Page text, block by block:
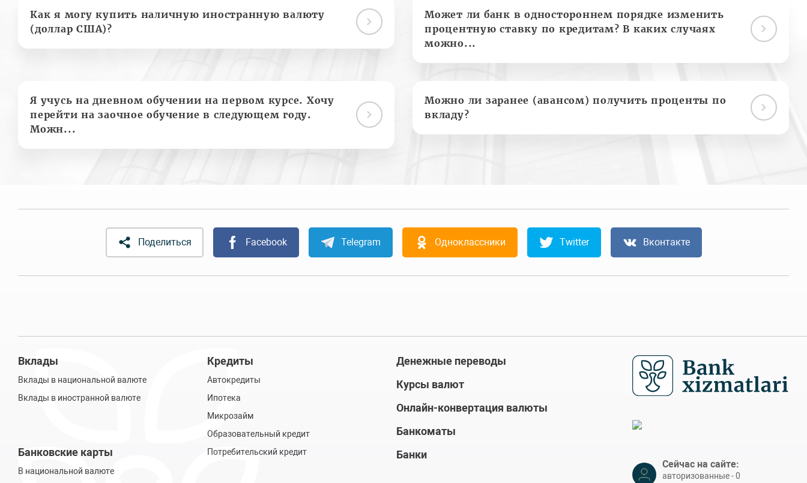
Как я могу купить наличную иностранную валюту
(доллар США)?
Может ли банк в одностороннем порядке изменить
процентную ставку по кредитам? В каких случаях
можно...
Я учусь на дневном обучении на первом курсе. Хочу
перейти на заочное обучение в следующем году.
Можн...
Можно ли заранее (авансом) получить проценты по
вкладу?
Поделиться Facebook Telegram Одноклассники Twitter Вконтакте
Вклады
Вклады в национальной валюте
Вклады в иностранной валюте
Банковские карты
В национальной валюте
Кредиты
Автокредиты
Ипотека
Микрозайм
Образовательный кредит
Потребительский кредит
Денежные переводы
Курсы валют
Онлайн-конвертация валюты
Банкоматы
Банки
Сейчас на сайте:
авторизованные - 0